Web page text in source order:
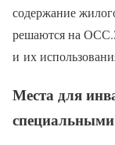
содержание
решаются на
и их
Места для